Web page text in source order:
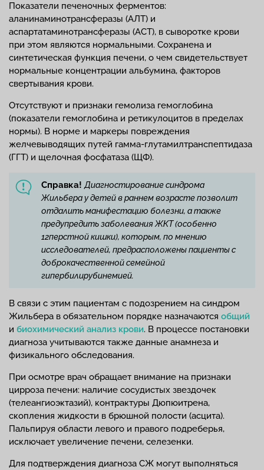
Показатели печеночных ферментов:
аланинаминотрансферазы (АЛТ) и
аспартатаминотрансферазы (АСТ), в сыворотке крови
при этом являются нормальными. Сохранена и
синтетическая функция печени, о чем свидетельствует
нормальные концентрации альбумина, факторов
свертывания крови.
Отсутствуют и признаки гемолиза гемоглобина
(показатели гемоглобина и ретикулоцитов в пределах
нормы). В норме и маркеры повреждения
желчевыводящих путей гамма-глутамилтранспептидаза
(ГГТ) и щелочная фосфатаза (ЩФ).
Справка! Диагностирование синдрома
Жильбера у детей в раннем возрасте позволит
отдалить манифестацию болезни, а также
предупредить заболевания ЖКТ (особенно
12перстной кишки), которым, по мнению
исследователей, предрасположены пациенты с
доброкачественной семейной
гипербилирубинемией.
В связи с этим пациентам с подозрением на синдром
Жильбера в обязательном порядке назначаются общий
и биохимический анализ крови. В процессе постановки
диагноза учитываются также данные анамнеза и
физикального обследования.
При осмотре врач обращает внимание на признаки
цирроза печени: наличие сосудистых звездочек
(телеангиоэктазий), контрактуры Дюпюитрена,
скопления жидкости в брюшной полости (асцита).
Пальпируя области левого и правого подреберья,
исключает увеличение печени, селезенки.
Для подтверждения диагноза СЖ могут выполняться